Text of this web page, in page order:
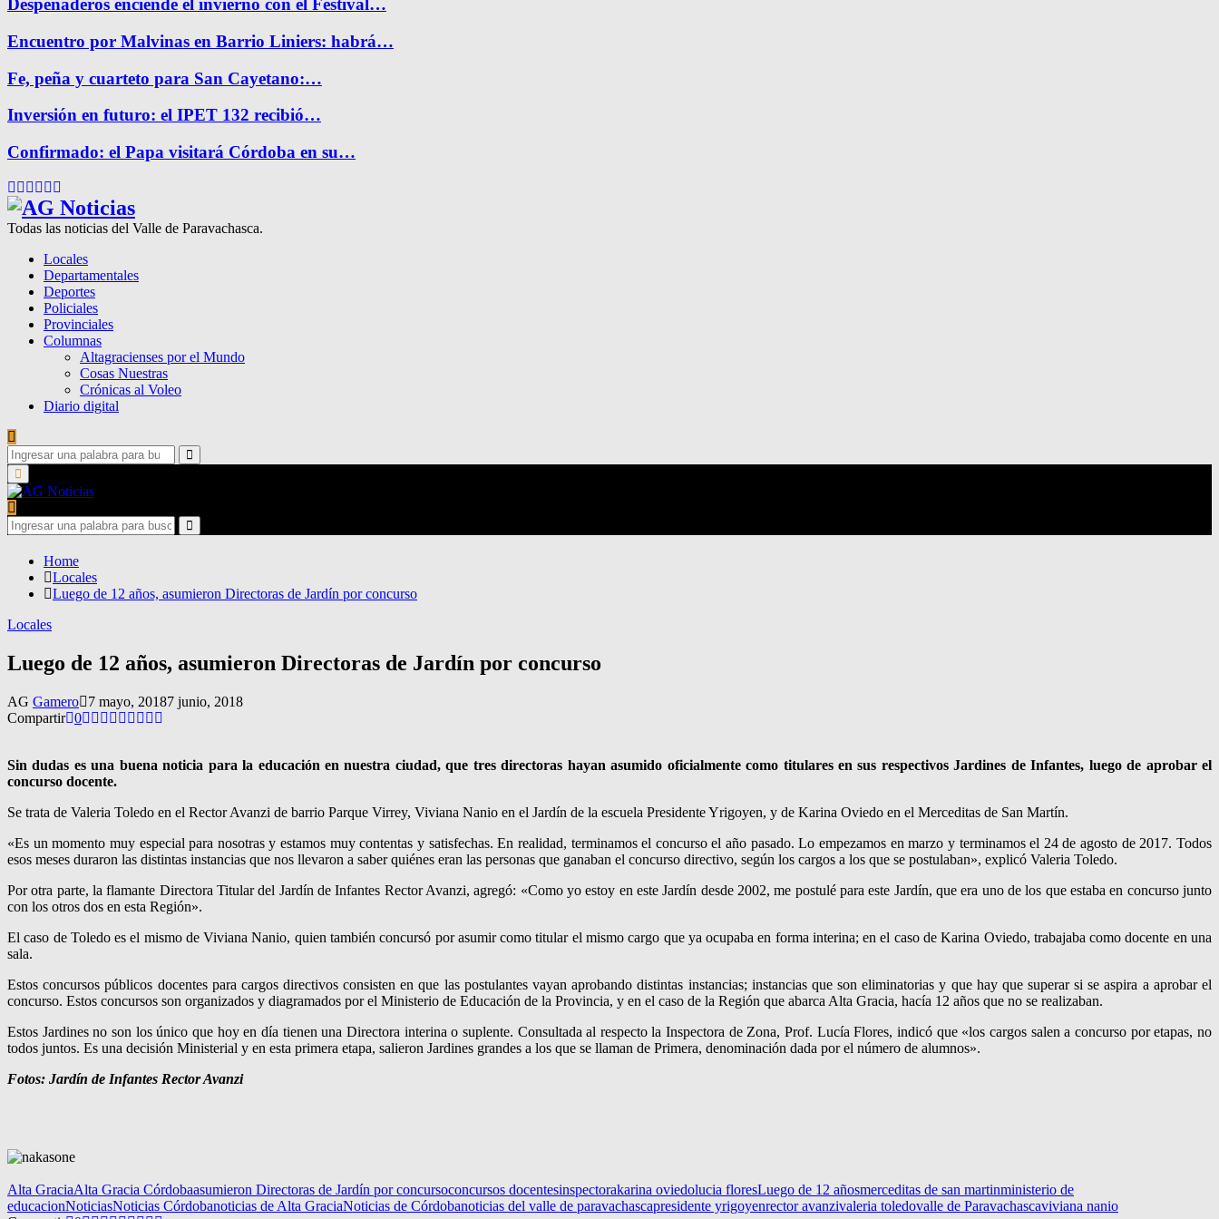
Despeñaderos enciende el invierno con el Festival…
Encuentro por Malvinas en Barrio Liniers: habrá…
Fe, peña y cuarteto para San Cayetano:…
Inversión en futuro: el IPET 132 recibió…
Confirmado: el Papa visitará Córdoba en su…
Facebook
Twitter
Instagram
Pinterest
Google
Todas las noticias del Valle de Paravachasca.
Locales
Departamentales
Deportes
Policiales
Provinciales
Columnas
Altagracienses por el Mundo
Cosas Nuestras
Crónicas al Voleo
Diario digital
Search
for:
Search
Primary
Menu
Search
for:
Search
Home
Locales
Luego de 12 años, asumieron Directoras de Jardín por concurso
Locales
Luego de 12 años, asumieron Directoras de Jardín por concurso
AG Gamero 7 mayo, 20187 junio, 2018
Compartir 0
Sin dudas es una buena noticia para la educación en nuestra ciudad, que tres directoras hayan asumido oficialmente como titulares en sus respectivos Jardines de Infantes, luego de aprobar el
concurso docente.
Se trata de Valeria Toledo en el Rector Avanzi de barrio Parque Virrey, Viviana Nanio en el Jardín de la escuela Presidente Yrigoyen, y de Karina Oviedo en el Merceditas de San Martín.
«Es un momento muy especial para nosotras y estamos muy contentas y satisfechas. En realidad, terminamos el concurso el año pasado. Lo empezamos en marzo y terminamos el 24 de agosto de 2017. Todos
esos meses duraron las distintas instancias que nos llevaron a saber quiénes eran las personas que ganaban el concurso directivo, según los cargos a los que se postulaban», explicó Valeria Toledo.
Por otra parte, la flamante Directora Titular del Jardín de Infantes Rector Avanzi, agregó: «Como yo estoy en este Jardín desde 2002, me postulé para este Jardín, que era uno de los que estaba en concurso junto
con los otros dos en esta Región».
El caso de Toledo es el mismo de Viviana Nanio, quien también concursó por asumir como titular el mismo cargo que ya ocupaba en forma interina; en el caso de Karina Oviedo, trabajaba como docente en una
sala.
Estos concursos públicos docentes para cargos directivos consisten en que las postulantes vayan aprobando distintas instancias; instancias que son eliminatorias y que hay que superar si se aspira a aprobar el
concurso. Estos concursos son organizados y diagramados por el Ministerio de Educación de la Provincia, y en el caso de la Región que abarca Alta Gracia, hacía 12 años que no se realizaban.
Estos Jardines no son los único que hoy en día tienen una Directora interina o suplente. Consultada al respecto la Inspectora de Zona, Prof. Lucía Flores, indicó que «los cargos salen a concurso por etapas, no
todos juntos. Es una decisión Ministerial y en esta primera etapa, salieron Jardines grandes a los que se llaman de Primera, denominación dada por el número de alumnos».
Fotos: Jardín de Infantes Rector Avanzi
Alta GraciaAlta Gracia Córdobaasumieron Directoras de Jardín por concursoconcursos docentesinspectorakarina oviedolucia floresLuego de 12 añosmerceditas de san martinministerio de
educacionNoticiasNoticias Córdobanoticias de Alta GraciaNoticias de Córdobanoticias del valle de paravachascapresidente yrigoyenrector avanzivaleria toledovalle de Paravachascaviviana nanio